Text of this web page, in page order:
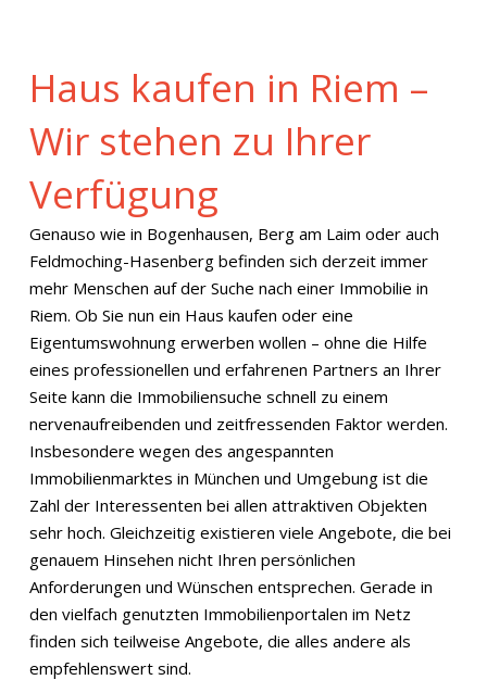
Haus kaufen in Riem –
Wir stehen zu Ihrer
Verfügung
Genauso wie in Bogenhausen, Berg am Laim oder auch
Feldmoching-Hasenberg befinden sich derzeit immer
mehr Menschen auf der Suche nach einer Immobilie in
Riem. Ob Sie nun ein Haus kaufen oder eine
Eigentumswohnung erwerben wollen – ohne die Hilfe
eines professionellen und erfahrenen Partners an Ihrer
Seite kann die Immobiliensuche schnell zu einem
nervenaufreibenden und zeitfressenden Faktor werden.
Insbesondere wegen des angespannten
Immobilienmarktes in München und Umgebung ist die
Zahl der Interessenten bei allen attraktiven Objekten
sehr hoch. Gleichzeitig existieren viele Angebote, die bei
genauem Hinsehen nicht Ihren persönlichen
Anforderungen und Wünschen entsprechen. Gerade in
den vielfach genutzten Immobilienportalen im Netz
finden sich teilweise Angebote, die alles andere als
empfehlenswert sind.